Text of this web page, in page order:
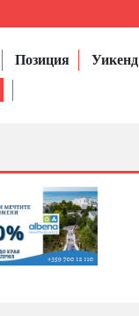
Позиция Уикенд